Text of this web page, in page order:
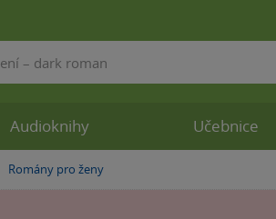
»
Romány pro ženy
Audioknihy Učebnice